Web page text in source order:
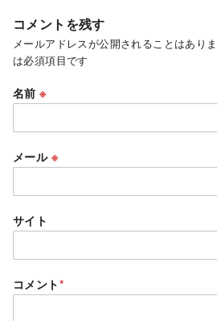
コメントを残す
メールアドレスが公開されることはありま
は必須項目です
名前※
メール ※
サイト
コメント*